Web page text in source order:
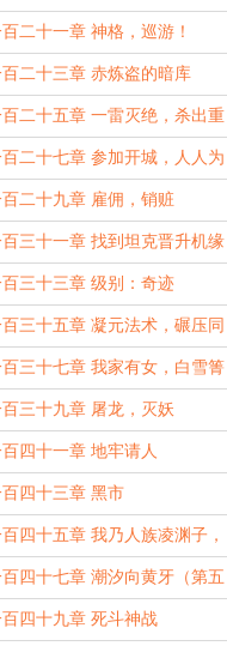
二十一章 神格，巡游！
二十三章 赤炼盗的暗库
二十五章 一雷灭绝，杀出重
二十七章 参加开城，人人为
二十九章 雇佣，销赃
三十一章 找到坦克晋升机缘
三十三章 级别：奇迹
三十五章 凝元法术，碾压同
三十七章 我家有女，白雪箐
都三十九章 屠龙，灭妖
四十一章 地牢请人
四十三章 黑市
四十五章 我乃人族凌渊子，
演！
四十七章 潮汐向黄牙（第五
月票！）
四十九章 死斗神战